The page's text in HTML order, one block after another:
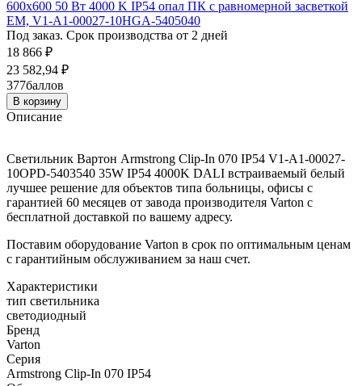
600х600 50 Вт 4000 K IP54 опал ПК с равномерной засветкой
EM, V1-A1-00027-10HGA-5405040
Под заказ. Срок производства от 2 дней
18 866 ₽
23 582,94 ₽
377баллов
В корзину
Описание
Светильник Вартон Armstrong Clip-In 070 IP54 V1-A1-00027-
10OPD-5403540 35W IP54 4000K DALI встраиваемый белый
лучшее решение для объектов типа больницы, офисы с
гарантией 60 месяцев от завода производителя Varton с
бесплатной доставкой по вашему адресу.
Поставим оборудование Varton в срок по оптимальным ценам
с гарантийным обслуживанием за наш счет.
Характеристики
тип светильника
светодиодный
Бренд
Varton
Серия
Armstrong Clip-In 070 IP54